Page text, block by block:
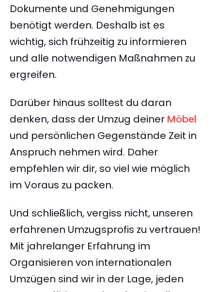
Dokumente und Genehmigungen
benötigt werden. Deshalb ist es
wichtig, sich frühzeitig zu informieren
und alle notwendigen Maßnahmen zu
ergreifen.
Darüber hinaus solltest du daran
denken, dass der Umzug deiner Möbel
und persönlichen Gegenstände Zeit in
Anspruch nehmen wird. Daher
empfehlen wir dir, so viel wie möglich
im Voraus zu packen.
Und schließlich, vergiss nicht, unseren
erfahrenen Umzugsprofis zu vertrauen!
Mit jahrelanger Erfahrung im
Organisieren von internationalen
Umzügen sind wir in der Lage, jeden